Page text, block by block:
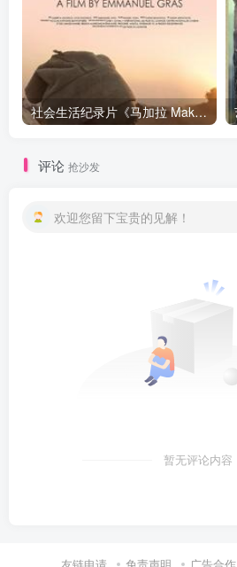
社会生活纪录片《马加拉 Makala》下载
评论 抢沙发
欢迎您留下宝贵的见解！
暂无评论内容
友链申请 免责声明 广告合作